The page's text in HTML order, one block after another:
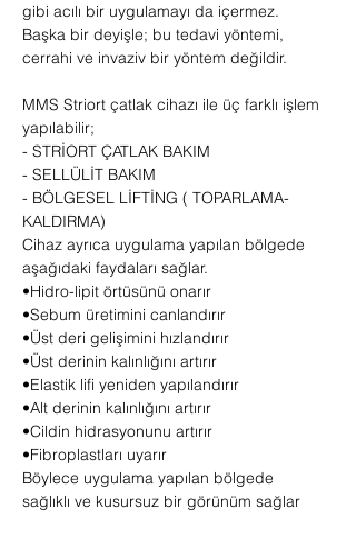
gibi acılı bir uygulamayı da içermez.
Başka bir deyişle; bu tedavi yöntemi,
cerrahi ve invaziv bir yöntem değildir.
MMS Striort çatlak cihazı ile üç farklı işlem
yapılabilir;
- STRİORT ÇATLAK BAKIM
- SELLÜLİT BAKIM
- BÖLGESEL LİFTİNG ( TOPARLAMA-
KALDIRMA)
Cihaz ayrıca uygulama yapılan bölgede
aşağıdaki faydaları sağlar.
•Hidro-lipit örtüsünü onarır
•Sebum üretimini canlandırır
•Üst deri gelişimini hızlandırır
•Üst derinin kalınlığını artırır
•Elastik lifi yeniden yapılandırır
•Alt derinin kalınlığını artırır
•Cildin hidrasyonunu artırır
•Fibroplastları uyarır
Böylece uygulama yapılan bölgede
sağlıklı ve kusursuz bir görünüm sağlar